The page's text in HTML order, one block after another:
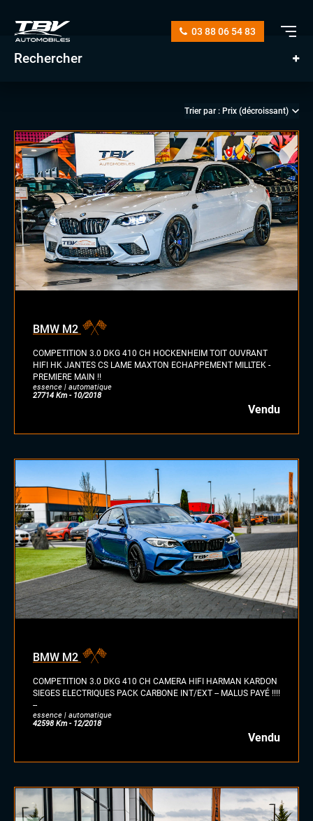
03 88 06 54 83
Rechercher
manuelle
automatique
diesel
électrique
GPL
autre
BMW M2
COMPETITION 3.0 DKG 410 CH HOCKENHEIM TOIT OUVRANT
HIFI HK JANTES CS LAME MAXTON ECHAPPEMENT MILLTEK -
PREMIERE MAIN !!
essence | automatique
27714 Km - 10/2018
Vendu
BMW M2
COMPETITION 3.0 DKG 410 CH CAMERA HIFI HARMAN KARDON
SIEGES ELECTRIQUES PACK CARBONE INT/EXT -- MALUS PAYÉ !!!!
--
essence | automatique
42598 Km - 12/2018
Vendu